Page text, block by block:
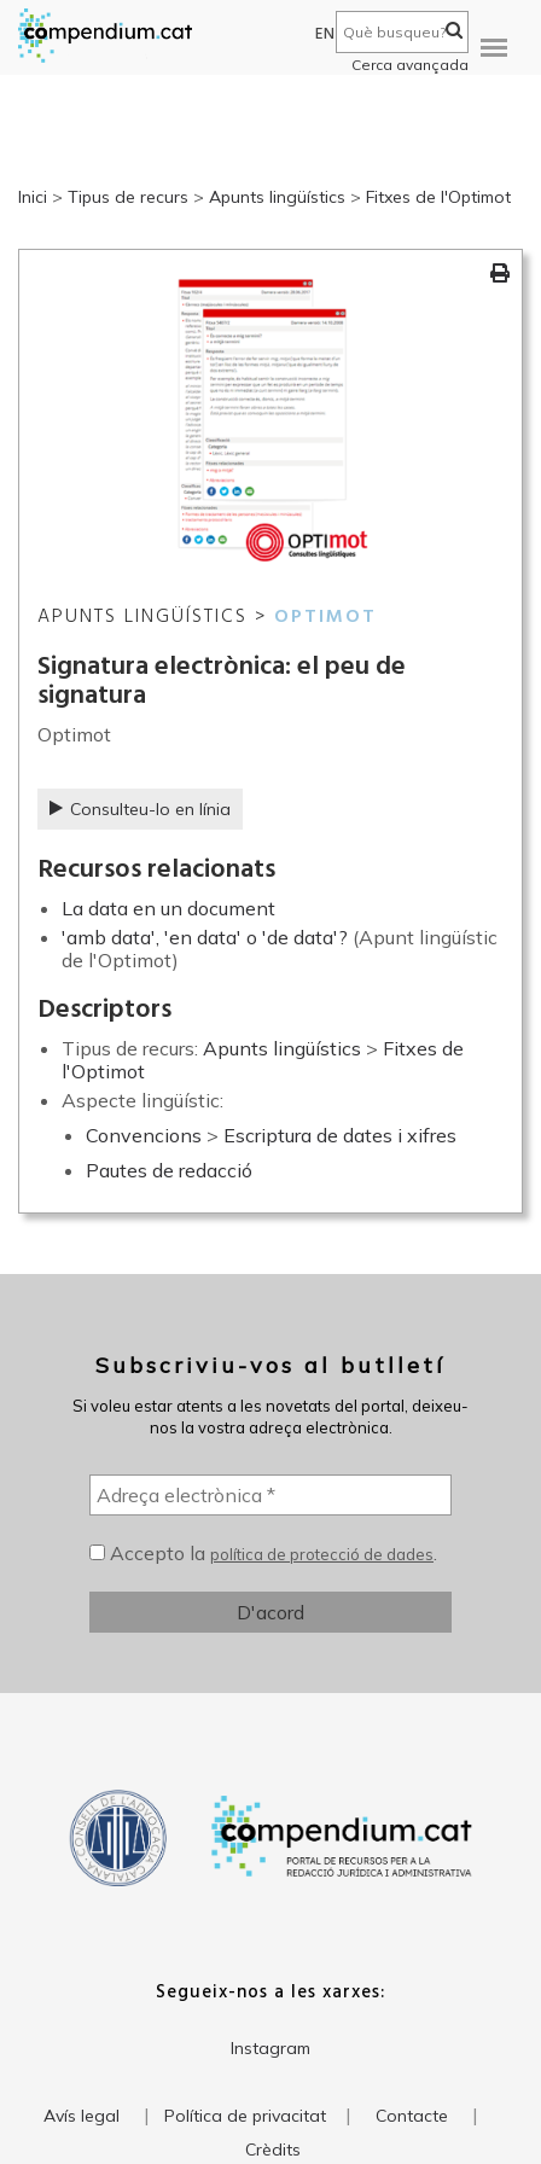
EN
Cerca avançada
Inici > Tipus de recurs > Apunts lingüístics > Fitxes de l'Optimot
APUNTS LINGÜÍSTICS > OPTIMOT
Signatura electrònica: el peu de
signatura
Optimot
Consulteu-lo en línia
Recursos relacionats
La data en un document
'amb data', 'en data' o 'de data'? (Apunt lingüístic
de l'Optimot)
Descriptors
Tipus de recurs: Apunts lingüístics > Fitxes de
l'Optimot
Aspecte lingüístic:
Convencions > Escriptura de dates i xifres
Pautes de redacció
Subscriviu-vos al butlletí
Si voleu estar atents a les novetats del portal, deixeu-
nos la vostra adreça electrònica.
Accepto la política de protecció de dades.
Segueix-nos a les xarxes:
Instagram
Avís legal | Política de privacitat | Contacte |
Crèdits